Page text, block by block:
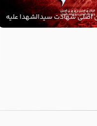
اصلی شهادت سیدالشهدا علیه